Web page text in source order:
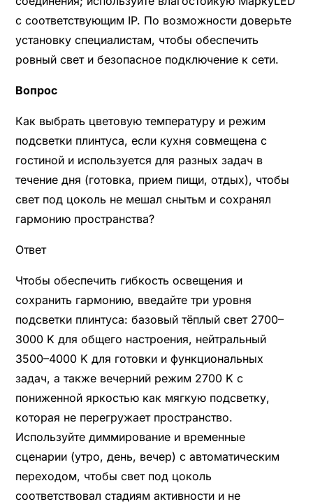
с соответствующим IP. По возможности доверьте
установку специалистам, чтобы обеспечить
ровный свет и безопасное подключение к сети.
Вопрос
Как выбрать цветовую температуру и режим
подсветки плинтуса, если кухня совмещена с
гостиной и используется для разных задач в
течение дня (готовка, прием пищи, отдых), чтобы
свет под цоколь не мешал снытьм и сохранял
гармонию пространства?
Ответ
Чтобы обеспечить гибкость освещения и
сохранить гармонию, введайте три уровня
подсветки плинтуса: базовый тёплый свет 2700–
3000 K для общего настроения, нейтральный
3500–4000 K для готовки и функциональных
задач, а также вечерний режим 2700 K с
пониженной яркостью как мягкую подсветку,
которая не перегружает пространство.
Используйте диммирование и временные
сценарии (утро, день, вечер) с автоматическим
переходом, чтобы свет под цоколь
соответствовал стадиям активности и не